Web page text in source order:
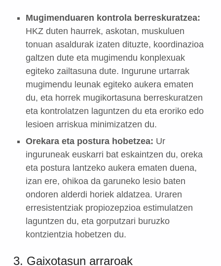
Mugimenduaren kontrola berreskuratzea:
HKZ duten haurrek, askotan, muskuluen
tonuan asaldurak izaten dituzte, koordinazioa
galtzen dute eta mugimendu konplexuak
egiteko zailtasuna dute. Ingurune urtarrak
mugimendu leunak egiteko aukera ematen
du, eta horrek mugikortasuna berreskuratzen
eta kontrolatzen laguntzen du eta eroriko edo
lesioen arriskua minimizatzen du.
Orekara eta postura hobetzea: Ur
inguruneak euskarri bat eskaintzen du, oreka
eta postura lantzeko aukera ematen duena,
izan ere, ohikoa da garuneko lesio baten
ondoren alderdi horiek aldatzea. Uraren
erresistentziak propiozepzioa estimulatzen
laguntzen du, eta gorputzari buruzko
kontzientzia hobetzen du.
3. Gaixotasun arraroak